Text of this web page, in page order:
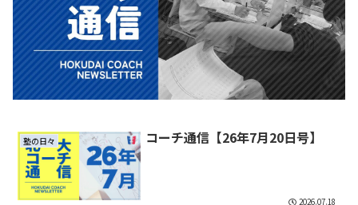
塾の日々 コーチ通信【26年7月20日号】
2026.07.18